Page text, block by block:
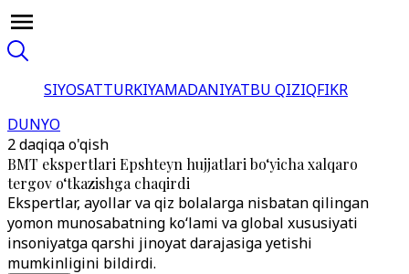
SIYOSATTURKIYAMADANIYATBU QIZIQFIKR
DUNYO
2 daqiqa o'qish
BMT ekspertlari Epshteyn hujjatlari bo‘yicha xalqaro
tergov o‘tkazishga chaqirdi
Ekspertlar, ayollar va qiz bolalarga nisbatan qilingan
yomon munosabatning ko‘lami va global xususiyati
insoniyatga qarshi jinoyat darajasiga yetishi
mumkinligini bildirdi.